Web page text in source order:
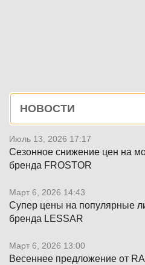
Боковая
панель
НОВОСТИ
Июль 13, 2026 17:17
Сезонное снижение цен на
бренда FROSTOR
Март 6, 2026 14:43
Супер цены на популярные
бренда LESSAR
Март 6, 2026 13:00
Весеннее предложение от